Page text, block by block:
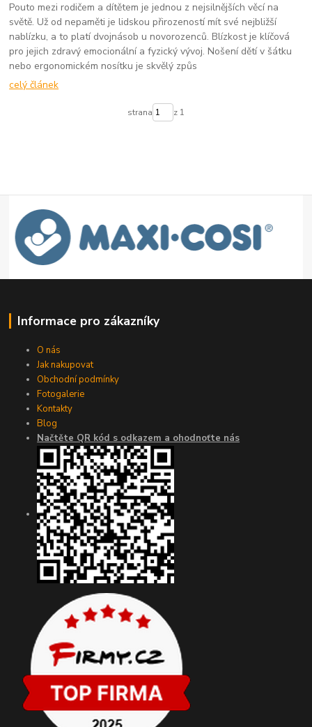
Pouto mezi rodičem a dítětem je jednou z nejsilnějších věcí na
světě. Už od nepaměti je lidskou přirozeností mít své nejbližší
nablízku, a to platí dvojnásob u novorozenců. Blízkost je klíčová
pro jejich zdravý emocionální a fyzický vývoj. Nošení dětí v šátku
nebo ergonomickém nosítku je skvělý způs
celý článek
strana z 1
Informace pro zákazníky
O nás
Jak nakupovat
Obchodní podmínky
Fotogalerie
Kontakty
Blog
Načtěte QR kód s odkazem a ohodnoťte nás